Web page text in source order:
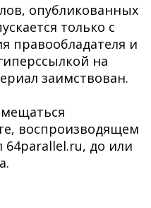
опубликованных
только с
правообладателя и
на
заимствован.
воспроизводящем
до или